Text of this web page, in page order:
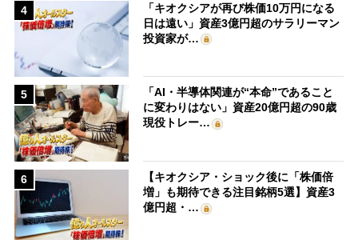
4
「キオクシアが再び株価10万円になる
日は遠い」資産3億円超のサラリーマン
投資家が…
5
「AI・半導体関連が“本命”であること
に変わりはない」資産20億円超の90歳
現役トレー…
6
【キオクシア・ショック後に「株価倍
増」も期待できる注目銘柄5選】資産3
億円超・…